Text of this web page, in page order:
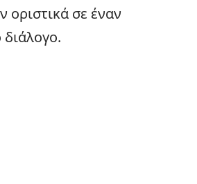
οριστικά σε έναν
διάλογο.